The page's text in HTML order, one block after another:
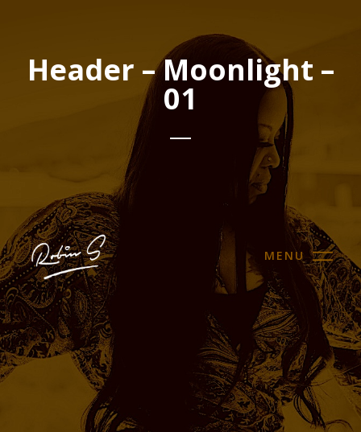
FOLLOW ROBIN S.
Header – Moonlight –
01
MENU